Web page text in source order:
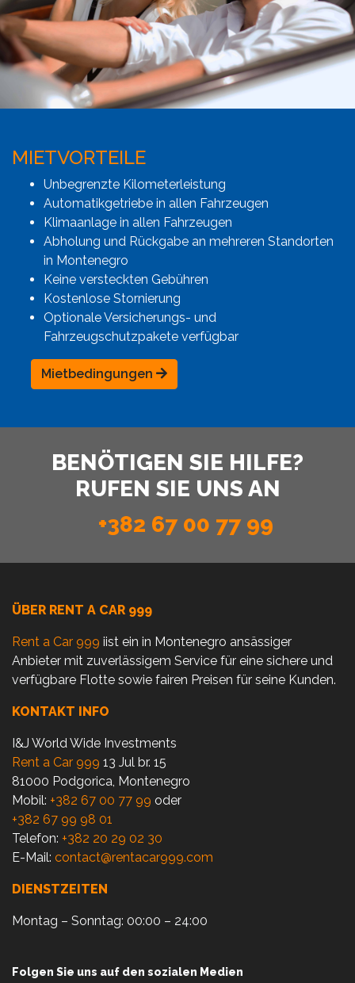
MIETVORTEILE
Unbegrenzte Kilometerleistung
Automatikgetriebe in allen Fahrzeugen
Klimaanlage in allen Fahrzeugen
Abholung und Rückgabe an mehreren Standorten
in Montenegro
Keine versteckten Gebühren
Kostenlose Stornierung
Optionale Versicherungs- und
Fahrzeugschutzpakete verfügbar
Mietbedingungen
BENÖTIGEN SIE HILFE?
RUFEN SIE UNS AN
+382 67 00 77 99
ÜBER RENT A CAR 999
Rent a Car 999 iist ein in Montenegro ansässiger
Anbieter mit zuverlässigem Service für eine sichere und
verfügbare Flotte sowie fairen Preisen für seine Kunden.
KONTAKT INFO
I&J World Wide Investments
Rent a Car 999 13 Jul br. 15
81000 Podgorica, Montenegro
Mobil: +382 67 00 77 99 oder
+382 67 99 98 01
Telefon: +382 20 29 02 30
E-Mail: contact@rentacar999.com
DIENSTZEITEN
Montag – Sonntag: 00:00 – 24:00
Folgen Sie uns auf den sozialen Medien